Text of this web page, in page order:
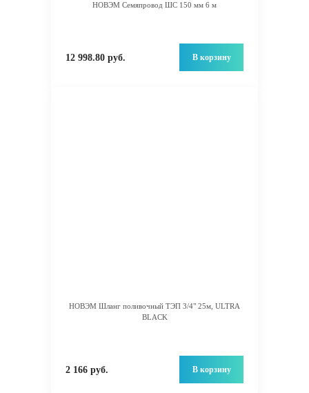
НОВЭМ Семяпровод ШС 150 мм 6 м
12 998.80 руб. В корзину
НОВЭМ Шланг поливочный ТЭП 3/4" 25м, ULTRA
BLACK
2 166 руб. В корзину